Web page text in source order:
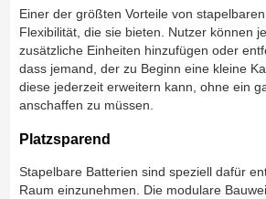
Einer der größten Vorteile von
Flexibilität, die sie bieten. Nutzer können
zusätzliche Einheiten hinzufügen oder
dass jemand, der zu Beginn eine kleine
diese jederzeit erweitern kann, ohne ein
anschaffen zu müssen.
Platzsparend
Stapelbare Batterien sind speziell dafür
Raum einzunehmen. Die modulare